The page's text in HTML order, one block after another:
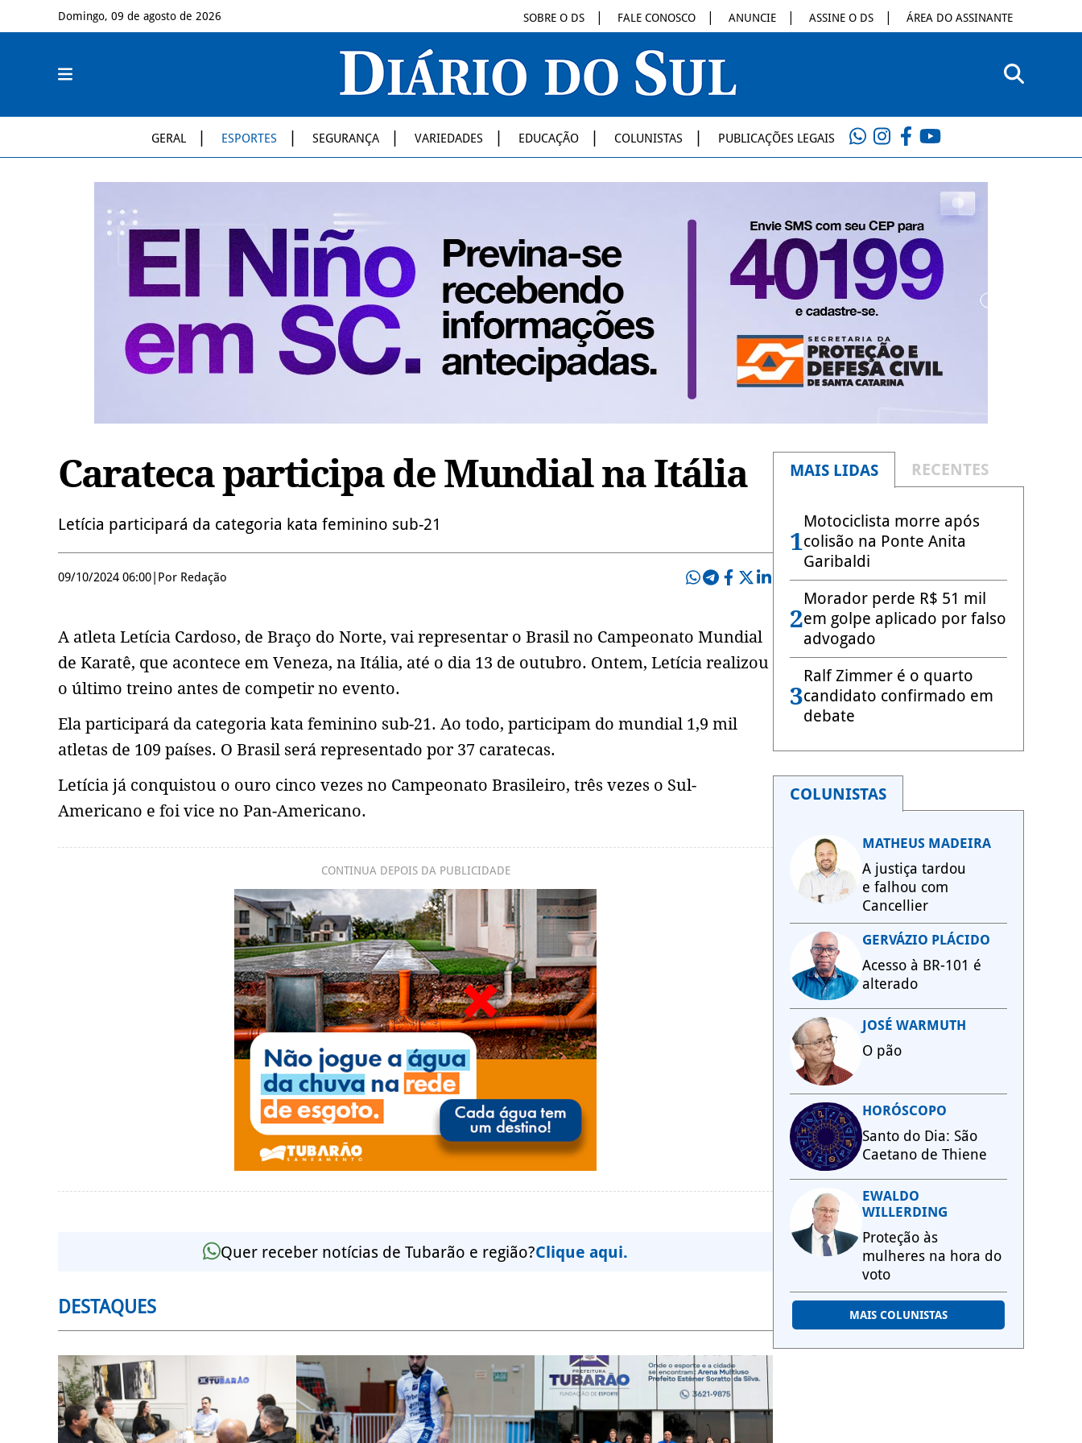
Domingo, 09 de agosto de 2026 SOBRE O DS FALE CONOSCO ANUNCIE ASSINE O DS ÁREA DO ASSINANTE
GERAL ESPORTES SEGURANÇA VARIEDADES EDUCAÇÃO COLUNISTAS PUBLICAÇÕES LEGAIS
Carateca participa de Mundial na Itália
Letícia participará da categoria kata feminino sub-21
09/10/2024 06:00 Por Redação
A atleta Letícia Cardoso, de Braço do Norte, vai representar o Brasil no Campeonato Mundial
de Karatê, que acontece em Veneza, na Itália, até o dia 13 de outubro. Ontem, Letícia realizou
o último treino antes de competir no evento.
Ela participará da categoria kata feminino sub-21. Ao todo, participam do mundial 1,9 mil
atletas de 109 países. O Brasil será representado por 37 caratecas.
Letícia já conquistou o ouro cinco vezes no Campeonato Brasileiro, três vezes o Sul-
Americano e foi vice no Pan-Americano.
CONTINUA DEPOIS DA PUBLICIDADE
Quer receber notícias de Tubarão e região?Clique aqui.
DESTAQUES
MAIS LIDAS RECENTES
1
Motociclista morre após
colisão na Ponte Anita
Garibaldi
2
Morador perde R$ 51 mil
em golpe aplicado por falso
advogado
3
Ralf Zimmer é o quarto
candidato confirmado em
debate
COLUNISTAS
MATHEUS MADEIRA
A justiça tardou
e falhou com
Cancellier
GERVÁZIO PLÁCIDO
Acesso à BR-101 é
alterado
JOSÉ WARMUTH
O pão
HORÓSCOPO
Santo do Dia: São
Caetano de Thiene
EWALDO
WILLERDING
Proteção às
mulheres na hora do
voto
MAIS COLUNISTAS